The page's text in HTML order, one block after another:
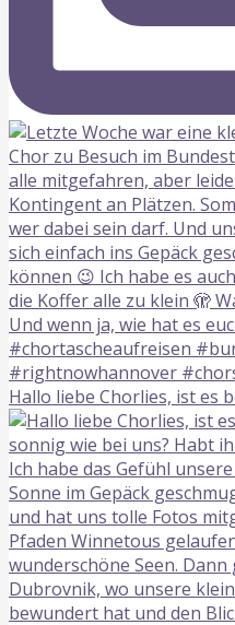
Hallo liebe Chorlies, ist es